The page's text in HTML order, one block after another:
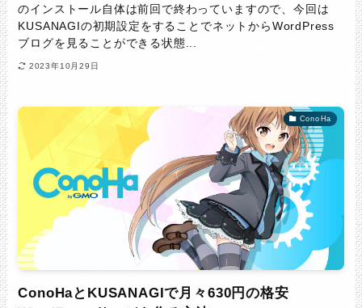
のインストール自体は前回で終わっていますので、今回は
KUSANAGIの初期設定をすることでネットからWordPress
ブログを見ることができる状態...
2023年10月29日
ConoHa
ConoHaとKUSANAGIで月々630円の格安